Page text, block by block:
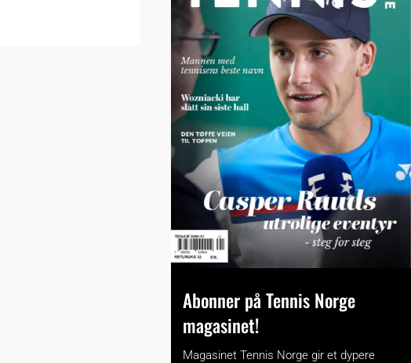
Abonner på Tennis Norge
magasinet!
Magasinet Tennis Norge gir et dypere